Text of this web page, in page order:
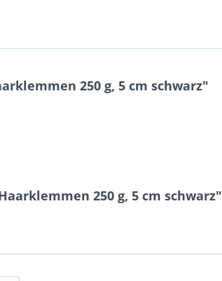
250 g, 5 cm schwarz"
250 g, 5 cm schwarz"